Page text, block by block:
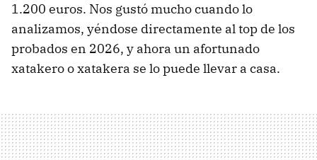
1.200 euros. Nos gustó mucho cuando lo
analizamos, yéndose directamente al top de los
probados en 2026, y ahora un afortunado
xatakero o xatakera se lo puede llevar a casa.